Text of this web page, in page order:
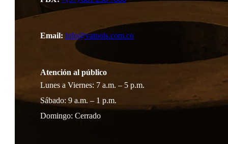
Email: info@vatools.com.co
Atención al público
Lunes a Viernes: 7 a.m. – 5 p.m.
Sábado: 9 a.m. – 1 p.m.
Domingo: Cerrado